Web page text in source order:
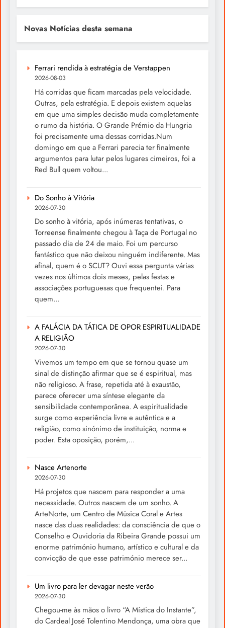
Novas Notícias desta semana
Ferrari rendida à estratégia de Verstappen
2026-08-03
Há corridas que ficam marcadas pela velocidade.
Outras, pela estratégia. E depois existem aquelas
em que uma simples decisão muda completamente
o rumo da história. O Grande Prémio da Hungria
foi precisamente uma dessas corridas.Num
domingo em que a Ferrari parecia ter finalmente
argumentos para lutar pelos lugares cimeiros, foi a
Red Bull quem voltou...
Do Sonho à Vitória
2026-07-30
Do sonho à vitória, após inúmeras tentativas, o
Torreense finalmente chegou à Taça de Portugal no
passado dia de 24 de maio. Foi um percurso
fantástico que não deixou ninguém indiferente. Mas
afinal, quem é o SCUT? Ouvi essa pergunta várias
vezes nos últimos dois meses, pelas festas e
associações portuguesas que frequentei. Para
quem...
A FALÁCIA DA TÁTICA DE OPOR ESPIRITUALIDADE
A RELIGIÃO
2026-07-30
Vivemos um tempo em que se tornou quase um
sinal de distinção afirmar que se é espiritual, mas
não religioso. A frase, repetida até à exaustão,
parece oferecer uma síntese elegante da
sensibilidade contemporânea. A espiritualidade
surge como experiência livre e autêntica e a
religião, como sinónimo de instituição, norma e
poder. Esta oposição, porém,...
Nasce Artenorte
2026-07-30
Há projetos que nascem para responder a uma
necessidade. Outros nascem de um sonho. A
ArteNorte, um Centro de Música Coral e Artes
nasce das duas realidades: da consciência de que o
Conselho e Ouvidoria da Ribeira Grande possui um
enorme património humano, artístico e cultural e da
convicção de que esse património merece ser...
Um livro para ler devagar neste verão
2026-07-30
Chegou-me às mãos o livro “A Mística do Instante”,
do Cardeal José Tolentino Mendonça, uma obra que